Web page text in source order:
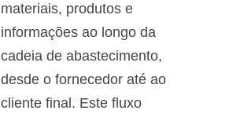
materiais, produtos e
informações ao longo da
cadeia de abastecimento,
desde o fornecedor até ao
cliente final. Este fluxo